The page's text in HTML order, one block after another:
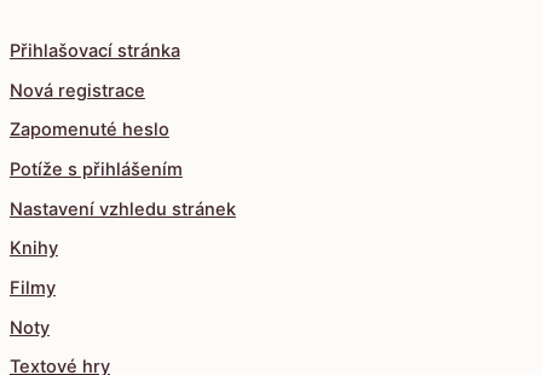
Přihlašovací stránka
Nová registrace
Zapomenuté heslo
Potíže s přihlášením
Nastavení vzhledu stránek
Knihy
Filmy
Noty
Textové hry